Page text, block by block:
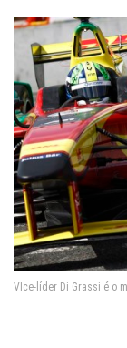
VIce-líder Di Grassi é o